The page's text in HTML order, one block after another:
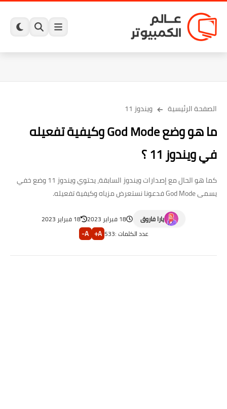
الصفحة الرئيسية ويندوز 11
ما هو وضع God Mode وكيفية تفعيله
في ويندوز 11 ؟
كما هو الحال مع إصدارات ويندوز السابقة، يحتوي ويندوز 11 وضع خفي
يسمى God Mode فدعونا نستعرض مزياه وكيفية تفعيله.
يارا فاروق 18 فبراير 2023
18 فبراير 2023
عدد الكلمات :533
A+
A-